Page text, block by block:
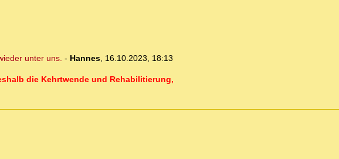
unter uns. - Hannes, 16.10.2023, 18:13
die Kehrtwende und Rehabilitierung,